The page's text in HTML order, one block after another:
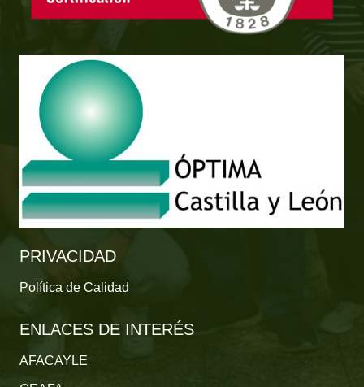
PRIVACIDAD
Política de Calidad
ENLACES DE INTERÉS
AFACAYLE